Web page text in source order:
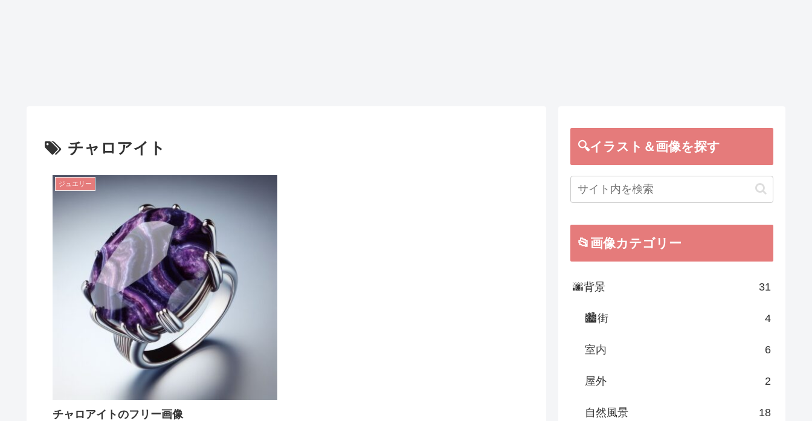
チャロアイト
ジュエリー
チャロアイトのフリー画像
🔍イラスト＆画像を探す
📂画像カテゴリー
🌆背景 31
🏙街 4
室内 6
屋外 2
自然風景 18